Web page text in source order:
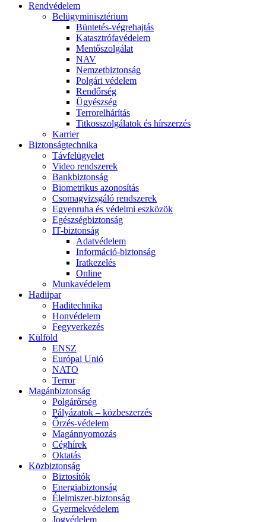
Rendvédelem
Belügyminisztérium
Büntetés-végrehajtás
Katasztrófavédelem
Mentőszolgálat
NAV
Nemzetbiztonság
Polgári védelem
Rendőrség
Ügyészség
Terrorelhárítás
Titkosszolgálatok és hírszerzés
Karrier
Biztonságtechnika
Távfelügyelet
Video rendszerek
Bankbiztonság
Biometrikus azonosítás
Csomagvizsgáló rendszerek
Egyenruha és védelmi eszközök
Egészségbiztonság
IT-biztonság
Adatvédelem
Információ-biztonság
Iratkezelés
Online
Munkavédelem
Hadiipar
Haditechnika
Honvédelem
Fegyverkezés
Külföld
ENSZ
Európai Unió
NATO
Terror
Magánbiztonság
Polgárőrség
Pályázatok – közbeszerzés
Őrzés-védelem
Magánnyomozás
Céghírek
Oktatás
Közbiztonság
Biztosítók
Energiabiztonság
Élelmiszer-biztonság
Gyermekvédelem
Jogvédelem